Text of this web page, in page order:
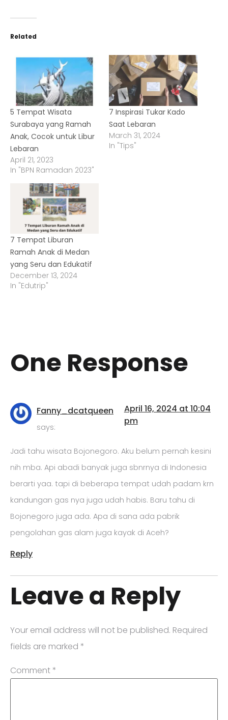
Related
5 Tempat Wisata
Surabaya yang Ramah
Anak, Cocok untuk Libur
Lebaran
April 21, 2023
In "BPN Ramadan 2023"
7 Inspirasi Tukar Kado
Saat Lebaran
March 31, 2024
In "Tips"
7 Tempat Liburan
Ramah Anak di Medan
yang Seru dan Edukatif
December 13, 2024
In "Edutrip"
One Response
Fanny_dcatqueen
says:
April 16, 2024 at 10:04
pm
Jadi tahu wisata Bojonegoro. Aku belum pernah kesini
nih mba. Api abadi banyak juga sbnrnya di Indonesia
berarti yaa. tapi di beberapa tempat udah padam krn
kandungan gas nya juga udah habis. Baru tahu di
Bojonegoro juga ada. Apa di sana ada pabrik
pengolahan gas alam juga kayak di Aceh?
Reply
Leave a Reply
Your email address will not be published. Required
fields are marked *
Comment *